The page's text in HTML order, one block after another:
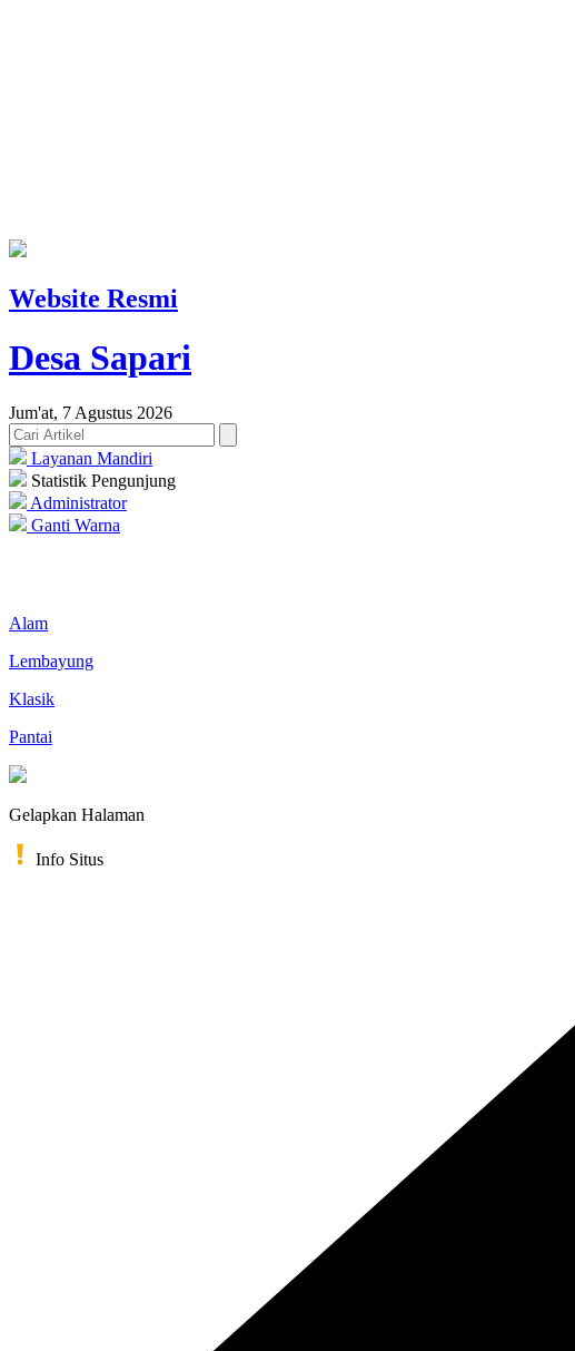
Website Resmi
Desa Sapari
Jum'at, 7 Agustus 2026
Layanan Mandiri
Statistik Pengunjung
Administrator
Ganti Warna
Alam
Lembayung
Klasik
Pantai
Gelapkan Halaman
Info Situs